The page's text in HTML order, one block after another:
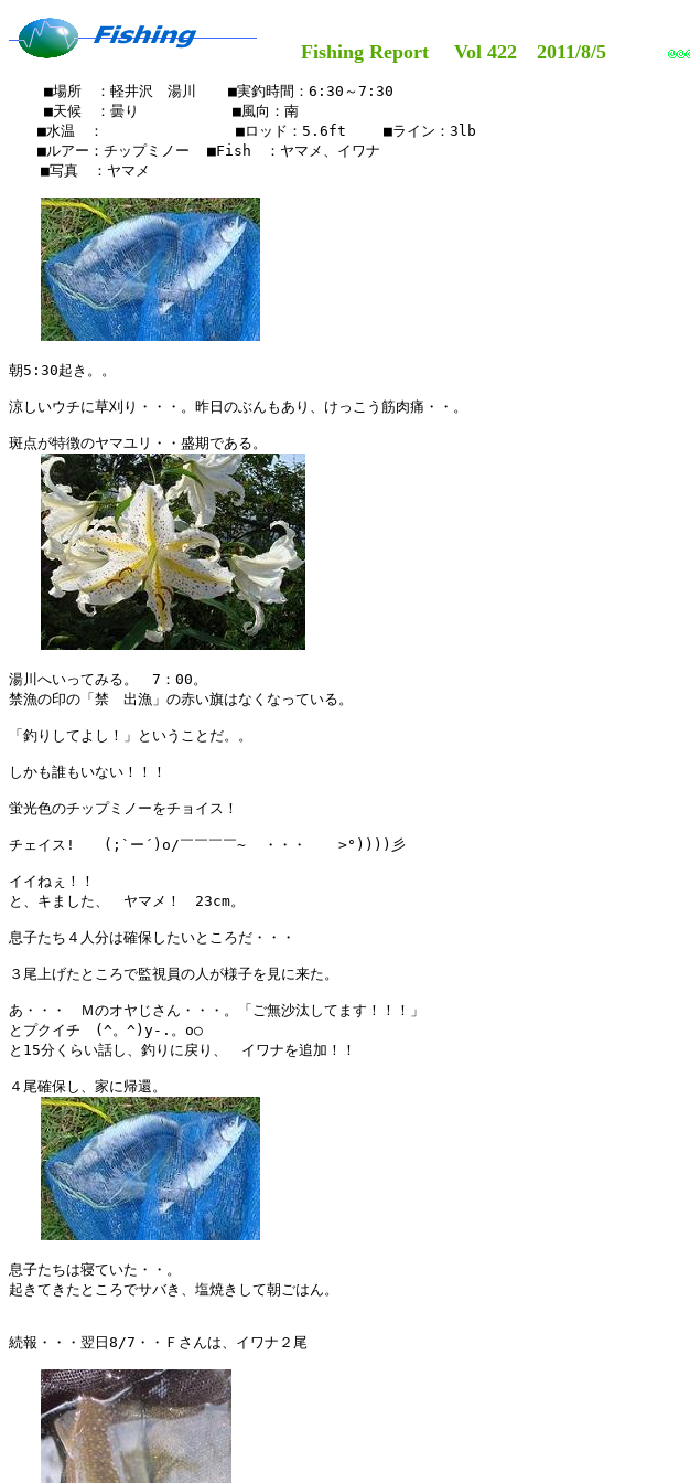
Fishing Report Vol 422 2011/8/5
    ■場所　：軽井沢　湯川　  ■実釣時間：6:30～7:30
    ■天候　：曇り         　■風向：南
■水温　：　　　　　　　  　■ロッド：5.6ft 　　■ライン：3lb
■ルアー：チップミノー  ■Fish　：ヤマメ、イワナ
  　■写真　：ヤマメ
朝5:30起き。。
涼しいウチに草刈り・・・。昨日のぶんもあり、けっこう筋肉痛・・。
斑点が特徴のヤマユリ・・盛期である。
湯川へいってみる。　7：00。
禁漁の印の「禁　出漁」の赤い旗はなくなっている。
「釣りしてよし！」ということだ。。
しかも誰もいない！！！
蛍光色のチップミノーをチョイス！
チェイス!　　(;`ー´)o/￣￣￣￣~  ・・・　  >°))))彡
イイねぇ！！
と、キました、　ヤマメ！　23cm。
息子たち４人分は確保したいところだ・・・
３尾上げたところで監視員の人が様子を見に来た。
あ・・・　Ｍのオヤじさん・・・。「ご無沙汰してます！！！」
とプクイチ　(^。^)y-.。o○
と15分くらい話し、釣りに戻り、　イワナを追加！！
４尾確保し、家に帰還。
息子たちは寝ていた・・。
起きてきたところでサバき、塩焼きして朝ごはん。
続報・・・翌日8/7・・Ｆさんは、イワナ２尾